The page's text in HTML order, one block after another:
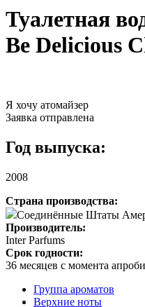
Туалетная
Be Delicious
Я хочу атомайзер
Заявка отправлена
Год выпуска:
2008
Страна производства:
Соединённые Штаты
Производитель:
Inter Parfums
Срок годности:
36 месяцев с момента
Группа ароматов
Верхние ноты